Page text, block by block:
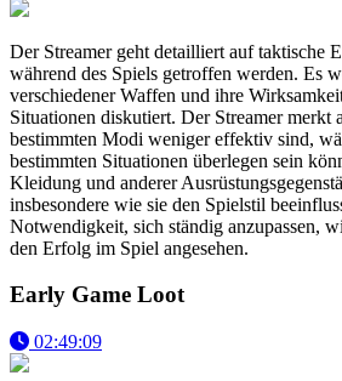
Der Streamer geht detailliert auf taktische
während des Spiels getroffen werden. Es
verschiedener Waffen und ihre
Situationen diskutiert. Der Streamer merkt
bestimmten Modi weniger effektiv sind,
bestimmten Situationen überlegen sein
Kleidung und anderer
insbesondere wie sie den Spielstil
Notwendigkeit, sich ständig anzupassen,
den Erfolg im Spiel angesehen.
Early Game Loot
02:49:09